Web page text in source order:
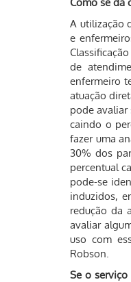
A utilização
e
de
enfermeiro
atuação
pode avaliar
caindo o
fazer uma
30% dos
percentual
pode-se
induzidos,
redução da
avaliar
uso com
Robson.
Se o serviço